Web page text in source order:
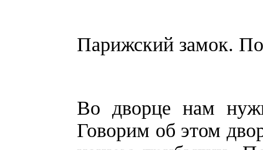
Парижский замок.
Во дворце нам
Говорим об этом